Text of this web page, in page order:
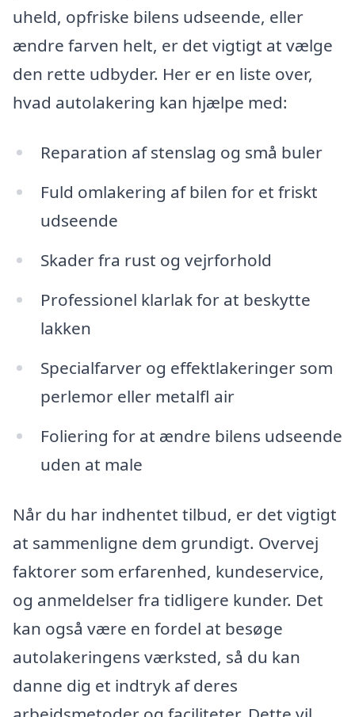
uheld, opfriske bilens udseende, eller
ændre farven helt, er det vigtigt at vælge
den rette udbyder. Her er en liste over,
hvad autolakering kan hjælpe med:
Reparation af stenslag og små buler
Fuld omlakering af bilen for et friskt
udseende
Skader fra rust og vejrforhold
Professionel klarlak for at beskytte
lakken
Specialfarver og effektlakeringer som
perlemor eller metalfl air
Foliering for at ændre bilens udseende
uden at male
Når du har indhentet tilbud, er det vigtigt
at sammenligne dem grundigt. Overvej
faktorer som erfarenhed, kundeservice,
og anmeldelser fra tidligere kunder. Det
kan også være en fordel at besøge
autolakeringens værksted, så du kan
danne dig et indtryk af deres